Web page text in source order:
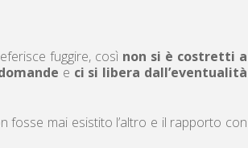
fuggire, così non si è costretti a
e ci si libera dall’eventualità
fosse mai esistito l’altro e il rapporto con